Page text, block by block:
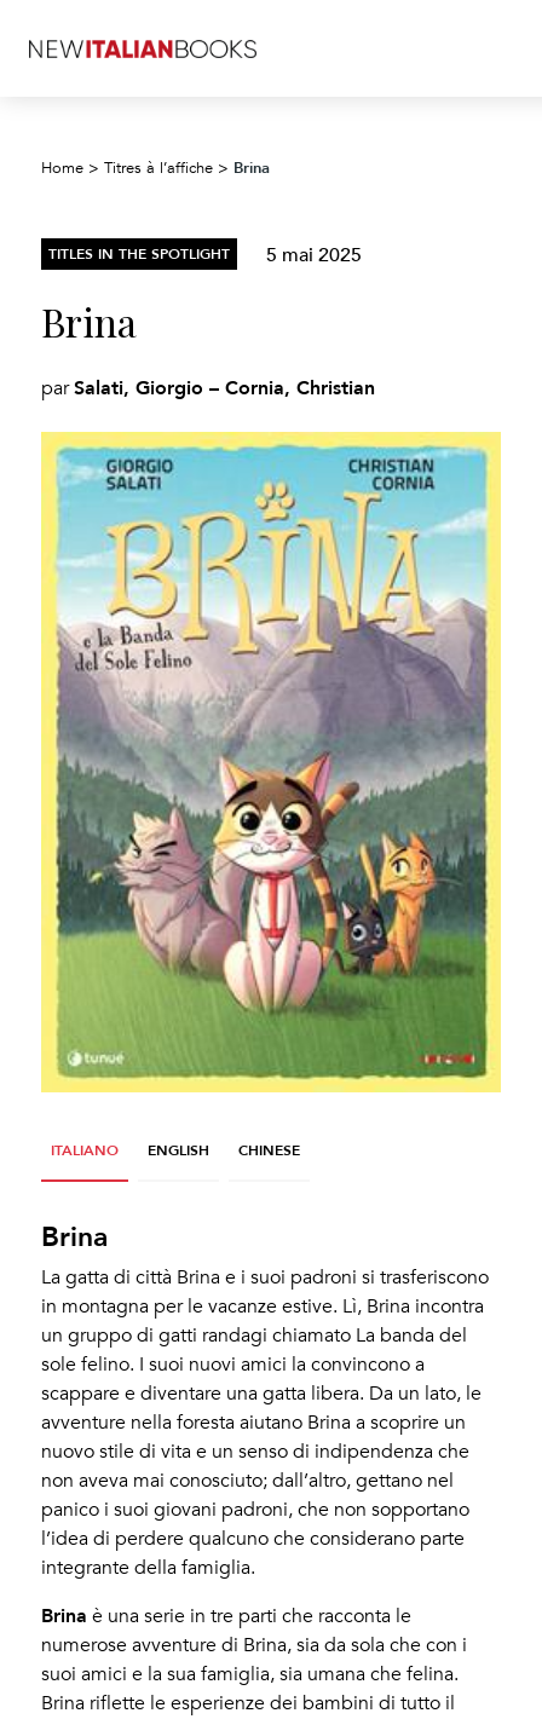
Home >Titres à l’affiche > Brina
TITLES IN THE SPOTLIGHT 5 mai 2025
Brina
parSalati, Giorgio – Cornia, Christian
ITALIANO ENGLISH CHINESE
Brina
La gatta di città Brina e i suoi padroni si trasferiscono
in montagna per le vacanze estive. Lì, Brina incontra
un gruppo di gatti randagi chiamato La banda del
sole felino. I suoi nuovi amici la convincono a
scappare e diventare una gatta libera. Da un lato, le
avventure nella foresta aiutano Brina a scoprire un
nuovo stile di vita e un senso di indipendenza che
non aveva mai conosciuto; dall’altro, gettano nel
panico i suoi giovani padroni, che non sopportano
l’idea di perdere qualcuno che considerano parte
integrante della famiglia.
Brina è una serie in tre parti che racconta le
numerose avventure di Brina, sia da sola che con i
suoi amici e la sua famiglia, sia umana che felina.
Brina riflette le esperienze dei bambini di tutto il